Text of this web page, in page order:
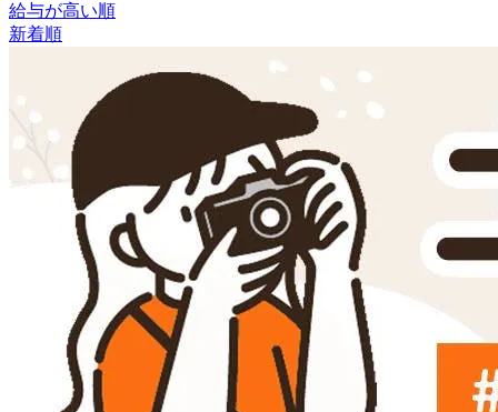
給与が高い順
新着順